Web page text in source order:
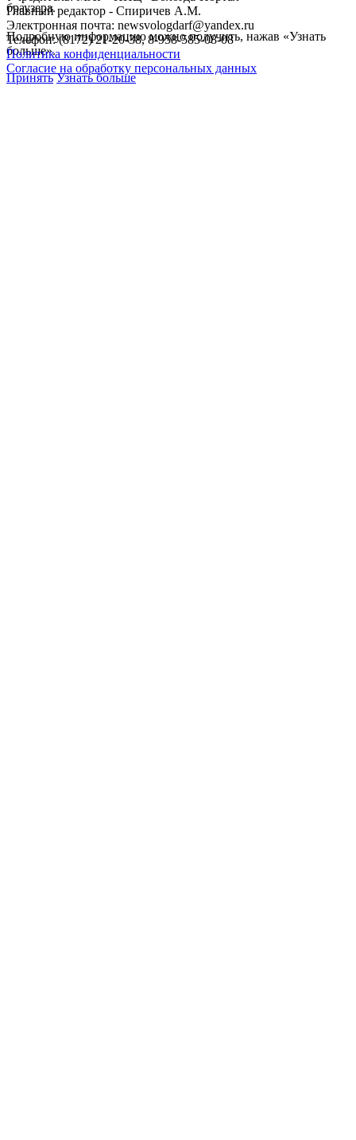
Главный редактор - Спиричев А.М.
Электронная почта: newsvologdarf@yandex.ru
Телефон: (8172) 21-20-38, 8-958-585-08-08
Политика конфиденциальности
Согласие на обработку персональных данных
браузера.
Подробную информацию можно получить, нажав «Узнать
больше».
Принять Узнать больше